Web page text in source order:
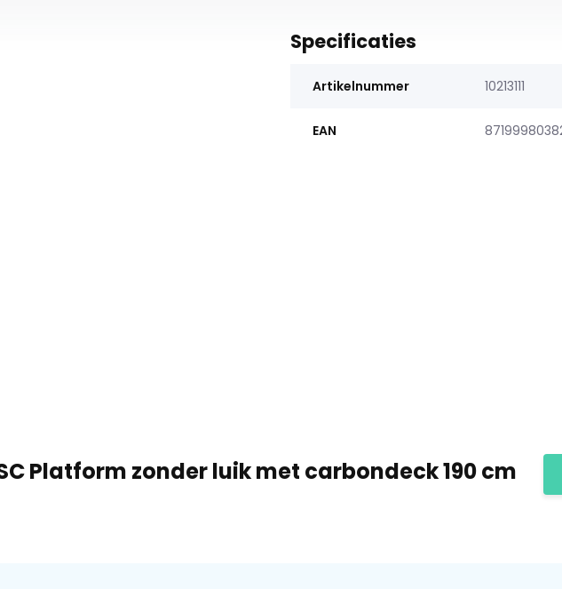
Specificaties
Artikelnummer 10213111
EAN
Platform zonder luik met carbondeck 190 cm